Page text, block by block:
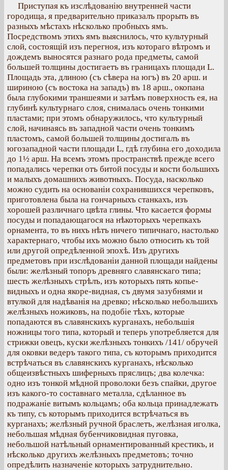
Приступая къ изслѣдованію внутренней части
городища, я предварительно приказалъ прорыть въ
разныхъ мѣстахъ нѣсколько пробныхъ ямъ.
Посредствомъ этихъ ямъ выяснилось, что культурный
слой, состоящій изъ перегноя, изъ котораго вѣтромъ и
дождемъ выносятся разнаго рода предметы, самой
большей толщины достигаетъ въ границахъ площади L.
Площадь эта, длиною (съ сѣвера на югъ) въ 20 арш. и
шириною (съ востока на западъ) въ 18 арш., окопана
была глубокими траншеями и затѣмъ поверхность ея, на
глубинѣ культурнаго слоя, снималась очень тонкими
пластами; при этомъ обнаружилось, что культурный
слой, начинаясь въ западной части очень тонкимъ
пластомъ, самой большей толщины достигалъ въ
югозападной части площади L, гдѣ глубина его доходила
до 1½ арш. На всемъ этомъ пространствѣ прежде всего
попадались черепки отъ битой посуды и кости большихъ
и малыхъ домашнихъ животныхъ. Посуда, насколько
можно судить на основаніи сохранившихся черепковъ,
приготовлена была на гончарныхъ станкахъ, изъ
хорошей различнаго цвѣта глины. Что касается формы
посуды и попадающагося на нѣкоторыхъ черепкахъ
орнамента, то въ нихъ нѣтъ ничего типичнаго, настолько
характернаго, чтобы ихъ можно было относить къ той
или другой опредѣленной эпохѣ. Изъ другихъ
предметовъ при изслѣдованіи данной площади найдены
были: желѣзный топоръ древняго славянскаго типа;
шесть желѣзныхъ стрѣлъ, изъ которыхъ пять копье-
видныхъ и одна якоре-видная, съ двумя зазубнями и
втулкой для надѣванія на древко; нѣсколько небольшихъ
желѣзныхъ ножиковъ, на подобіе тѣхъ, которые
попадаются въ славянскихъ курганахъ, небольшія
ножницы того типа, который и теперь употребляется для
стрижки овецъ, куски желѣзныхъ тонкихъ /141/ обручей
для оковки ведеръ такого типа, съ которымъ приходится
встрѣчаться въ славянскихъ курганахъ, нѣсколько
общеизвѣстныхъ шиферныхъ пряслицъ; два колечка:
одно изъ тонкой мѣдной проволоки безъ спайки, другое
изъ какого-то составнаго металла, сдѣланное въ
подражаніе витымъ кольцамъ; оба кольца принадлежатъ
къ типу, съ которымъ приходится встрѣчаться въ
курганахъ; желѣзный ручной браслетъ, желѣзная иголка,
небольшая мѣдная бубенчиковидная пуговка,
небольшой натѣльный орнаментированный крестикъ, и
нѣсколько другихъ желѣзныхъ предметовъ; точно
опредѣлить назначеніе которыхъ затруднительно.